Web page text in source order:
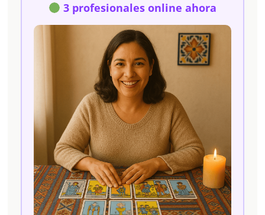
3 profesionales online ahora